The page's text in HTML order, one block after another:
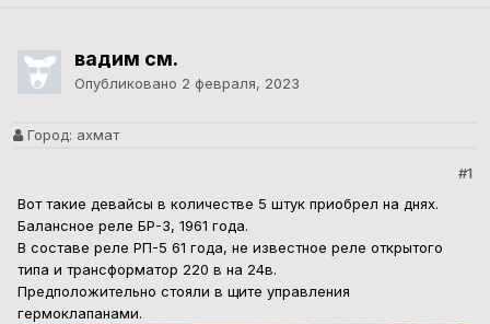
вадим см.
Опубликовано 2 февраля, 2023
Город: ахмат
#1
Вот такие девайсы в количестве 5 штук приобрел на днях.
Балансное реле БР-3, 1961 года.
В составе реле РП-5 61 года, не известное реле открытого
типа и трансформатор 220 в на 24в.
Предположительно стояли в щите управления
гермоклапанами.